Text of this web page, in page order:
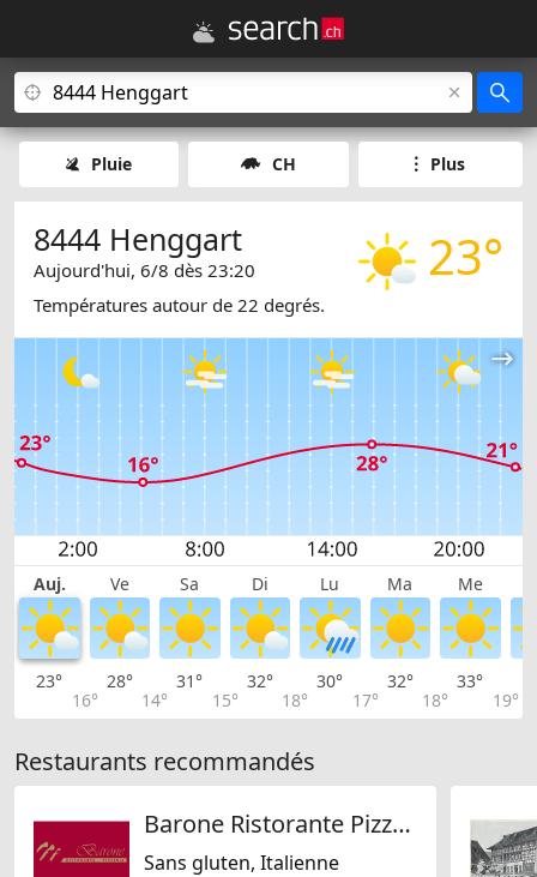
Pluie CH Plus
23°
8444 Henggart
Aujourd'hui, 6/8 dès 23:20
Températures autour de 22 degrés.
Auj. Ve Sa Di Lu Ma Me
23°
16°
28°
14°
31°
15°
32°
18°
30°
17°
32°
18°
33°
19°
Restaurants recommandés
Barone Ristorante Pizzeria
Sans gluten, Italienne